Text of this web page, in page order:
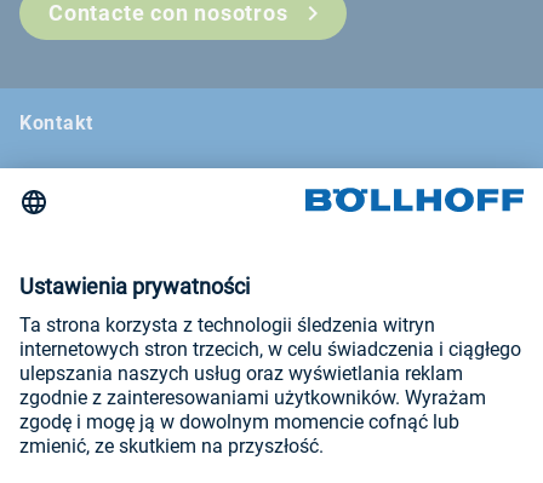
Contacte con nosotros
Kontakt
Targi i seminaria
Dane firmy
Ogólne warunki sprzedaży
Polityka prywatności